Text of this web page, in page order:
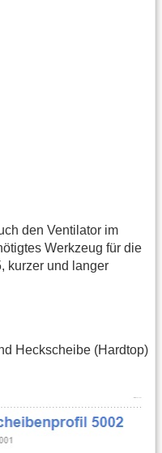
den Ventilator im
Werkzeug für die
kurzer und langer
Heckscheibe (Hardtop)